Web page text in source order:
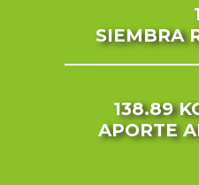
SIEMBRA
138.89
APORTE